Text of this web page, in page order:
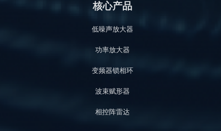
核心产品
低噪声放大器
功率放大器
变频器锁相环
波束赋形器
相控阵雷达